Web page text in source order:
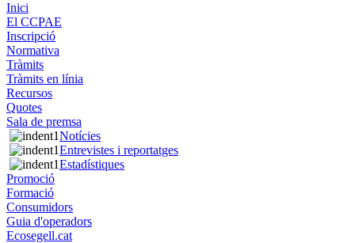
Inici
El CCPAE
Inscripció
Normativa
Tràmits
Tràmits en línia
Recursos
Quotes
Sala de premsa
Notícies
Entrevistes i reportatges
Estadístiques
Promoció
Formació
Consumidors
Guia d'operadors
Ecosegell.cat